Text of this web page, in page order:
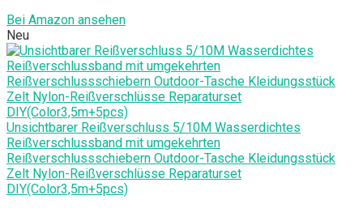
Bei Amazon ansehen
Neu
Unsichtbarer Reißverschluss 5/10M Wasserdichtes
Reißverschlussband mit umgekehrten
Reißverschlussschiebern Outdoor-Tasche Kleidungsstück
Zelt Nylon-Reißverschlüsse Reparaturset
DIY(Color3,5m+5pcs)